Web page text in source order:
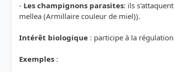
- Les champignons parasites: ils
mellea (Armillaire couleur de miel)).
Intérêt biologique : participe à la
Exemples :